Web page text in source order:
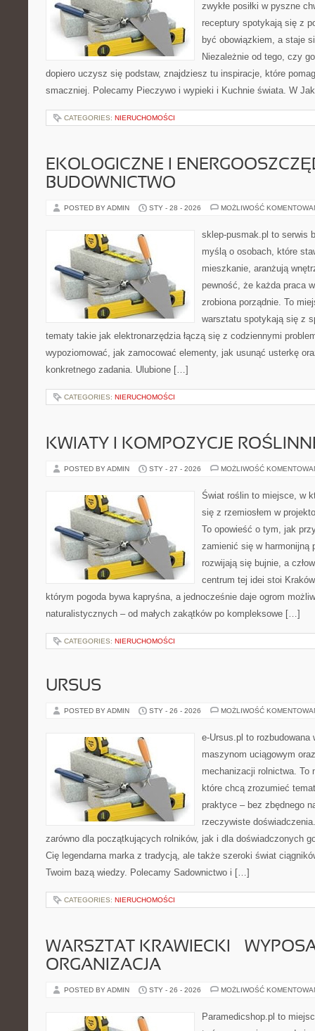
zwykłe posiłki w pyszne
receptury spotykają się z
być obowiązkiem, a staje
Niezależnie od tego, czy
dopiero uczysz się podstaw, znajdziesz tu inspiracje, które
smaczniej. Polecamy Pieczywo i wypieki i Kuchnie świata. W
CATEGORIES: NIERUCHOMOŚCI
EKOLOGICZNE I
BUDOWNICTWO
POSTED BY ADMIN STY - 28 - 2026 MOŻLIWOŚĆ
sklep-pusmak.pl to serwis
myślą o osobach, które
mieszkanie, aranżują
pewność, że każda praca
zrobiona porządnie. To
warsztatu spotykają się z
tematy takie jak elektronarzędzia łączą się z codziennymi
wypoziomować, jak zamocować elementy, jak usunąć usterkę
konkretnego zadania. Ulubione […]
CATEGORIES: NIERUCHOMOŚCI
KWIATY I KOMPOZYCJE
POSTED BY ADMIN STY - 27 - 2026 MOŻLIWOŚĆ
Świat roślin to miejsce, w
się z rzemiosłem w
To opowieść o tym, jak
zamienić się w harmonijną
rozwijają się bujnie, a
centrum tej idei stoi
którym pogoda bywa kapryśna, a jednocześnie daje ogrom
naturalistycznych – od małych zakątków po kompleksowe […]
CATEGORIES: NIERUCHOMOŚCI
URSUS
POSTED BY ADMIN STY - 26 - 2026 MOŻLIWOŚĆ
e-Ursus.pl to rozbudowana
maszynom uciągowym
mechanizacji rolnictwa. To
które chcą zrozumieć
praktyce – bez zbędnego
rzeczywiste
zarówno dla początkujących rolników, jak i dla doświadczonych
Cię legendarna marka z tradycją, ale także szeroki świat
Twoim bazą wiedzy. Polecamy Sadownictwo i […]
CATEGORIES: NIERUCHOMOŚCI
WARSZTAT KRAWIECKI –
ORGANIZACJA
POSTED BY ADMIN STY - 26 - 2026 MOŻLIWOŚĆ
Paramedicshop.pl to